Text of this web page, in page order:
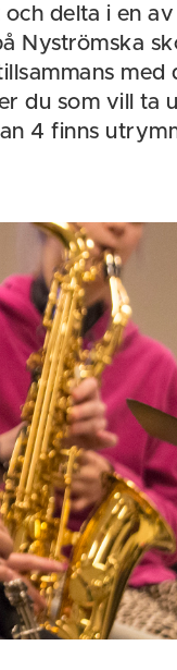
delta i en av
Nyströmska
med
du som vill ta
4 finns